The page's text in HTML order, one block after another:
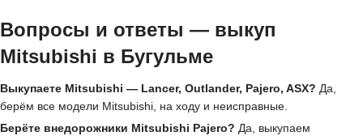
Вопросы и ответы — выкуп
Mitsubishi в Бугульме
Выкупаете Mitsubishi — Lancer, Outlander, Pajero, ASX? Да,
берём все модели Mitsubishi, на ходу и неисправные.
Берёте внедорожники Mitsubishi Pajero? Да, выкупаем